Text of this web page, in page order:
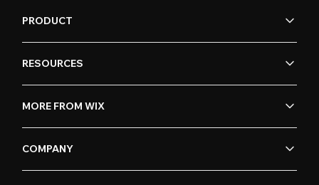
PRODUCT
RESOURCES
MORE FROM WIX
COMPANY